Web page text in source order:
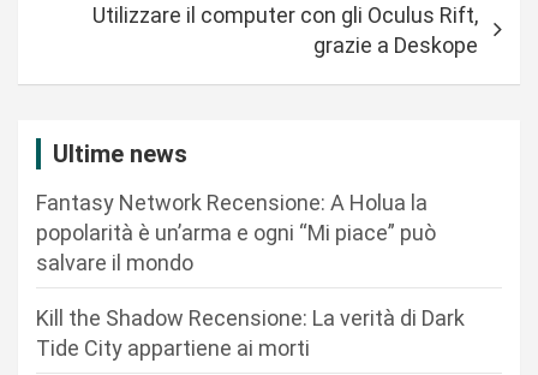
a
Utilizzare il computer con gli Oculus Rift,
grazie a Deskope
Ultime news
Fantasy Network Recensione: A Holua la
popolarità è un’arma e ogni “Mi piace” può
salvare il mondo
Kill the Shadow Recensione: La verità di Dark
Tide City appartiene ai morti